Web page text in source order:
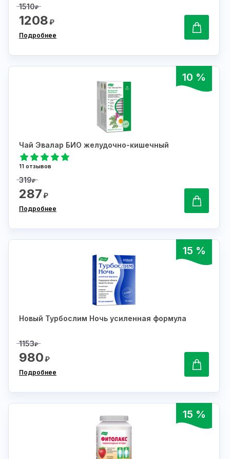
1510₽
1208₽
Подробнее
10 %
Чай Эвалар БИО желудочно-кишечный
11 отзывов
319₽
287₽
Подробнее
15 %
Новый Турбослим Ночь усиленная формула
1153₽
980₽
Подробнее
15 %